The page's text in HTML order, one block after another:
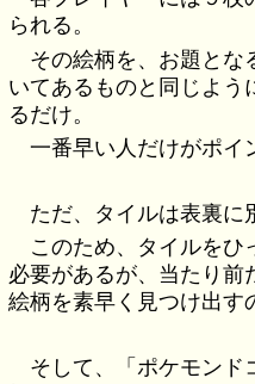
られる。
その絵柄を、お題とな
いてあるものと同じよう
るだけ。
一番早い人だけがポイ
ただ、タイルは表裏に
このため、タイルをひ
必要があるが、当たり前
絵柄を素早く見つけ出す
そして、「ポケモンド